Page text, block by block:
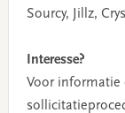
Sourcy, Jillz,
Interesse?
Voor informatie